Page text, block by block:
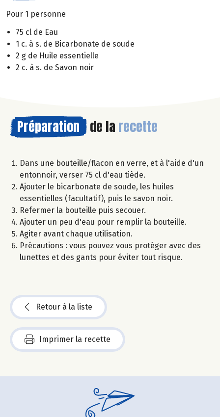
Pour 1 personne
75 cl de Eau
1 c. à s. de Bicarbonate de soude
2 g de Huile essentielle
2 c. à s. de Savon noir
Préparation de la recette
Dans une bouteille/flacon en verre, et à l'aide d'un
entonnoir, verser 75 cl d'eau tiède.
Ajouter le bicarbonate de soude, les huiles
essentielles (facultatif), puis le savon noir.
Refermer la bouteille puis secouer.
Ajouter un peu d'eau pour remplir la bouteille.
Agiter avant chaque utilisation.
Précautions : vous pouvez vous protéger avec des
lunettes et des gants pour éviter tout risque.
Retour à la liste
Imprimer la recette